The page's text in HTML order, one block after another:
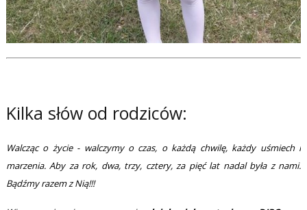
Kilka słów od rodziców:
Walcząc o życie - walczymy o czas, o każdą chwilę, każdy uśmiech i
marzenia. Aby za rok, dwa, trzy, cztery, za pięć lat nadal była z nami.
Bądźmy razem z Nią!!!